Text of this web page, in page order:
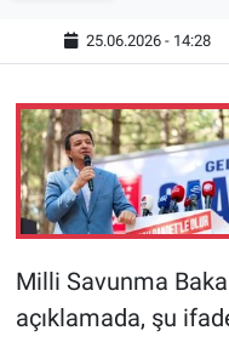
25.06.2026 - 14:28
Milli Savunma
açıklamada, şu